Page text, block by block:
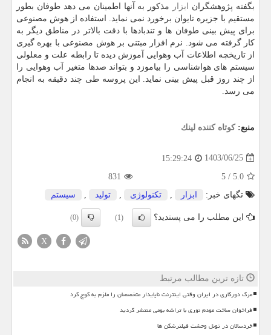
بگفته پژوهشگران
ابزار
مذکور به آنها اطمینان می دهد طوفان بطور
مستقیم با جزیره تایوان برخورد نمی نماید. استفاده از هوش مصنوعی
برای پیش بینی طوفان ها و تندبادها با دقت بالاتر در مناطق دیگر به
کار گرفته می شود. نرم افزار مبتنی بر هوش مصنوعی با بهره گیری
از تاریخچه اطلاعات آب وهوایی آموزش دیده تا رابطه علت و معلولی
سیستم های هواشناسی را بیاموزد و بتواند صدها متغیر آب وهوایی را
از چند روز قبل پیش بینی نماید. این پروسه طی چند دقیقه به انجام
می رسد.
منبع: كوتاه كننده لینك
1403/06/25
15:29:24
5.0
/
5
831
تگهای خبر:
ابزار , تكنولوژی , تولید , سیستم
این مطلب را می پسندید؟ (1)
(0)
X
تازه ترین مطالب مرتبط
مرگ دورکاری در ایران وقتی اینترنت ناپایدار متخصصان را ملزم به کوچ کرد
فراخوان ساخت مودم نوری با تراشه بومی منتشر گردید
خردسالان در تونل وحشت فیلترشکن ها